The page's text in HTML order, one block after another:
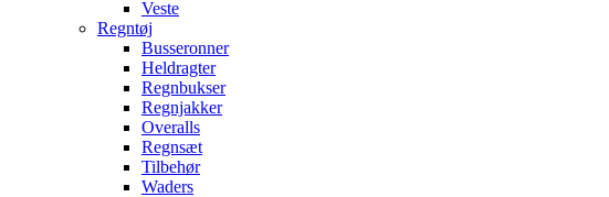
Veste
Regntøj
Busseronner
Heldragter
Regnbukser
Regnjakker
Overalls
Regnsæt
Tilbehør
Waders